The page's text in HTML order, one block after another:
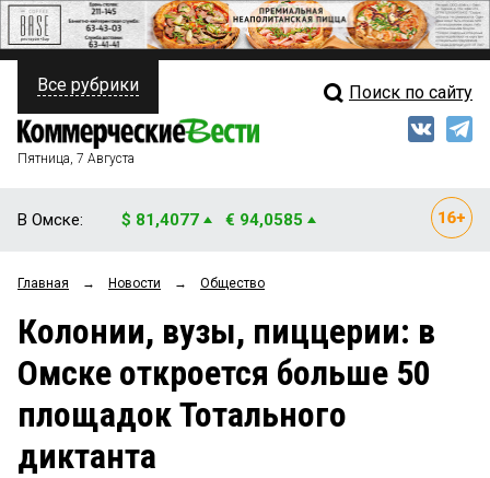
ПОЛИТИКА
ФИНАНСЫ
ОБЩЕСТВО
ЗАКОН
НОВОСТИ КОМПАНИЙ
Свежий выпуск
Рейтинги
Блоги
Архив
Все рубрики Поиск по сайту
Пятница, 7 Августа
В Омске: $ 81,4077 € 94,0585
Главная → Новости → Общество
Колонии, вузы, пиццерии: в
Омске откроется больше 50
площадок Тотального
диктанта